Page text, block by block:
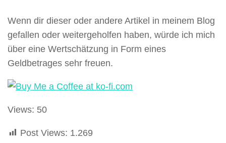
Wenn dir dieser oder andere Artikel in meinem Blog
gefallen oder weitergeholfen haben, würde ich mich
über eine Wertschätzung in Form eines
Geldbetrages sehr freuen.
Views: 50
Post Views: 1.269